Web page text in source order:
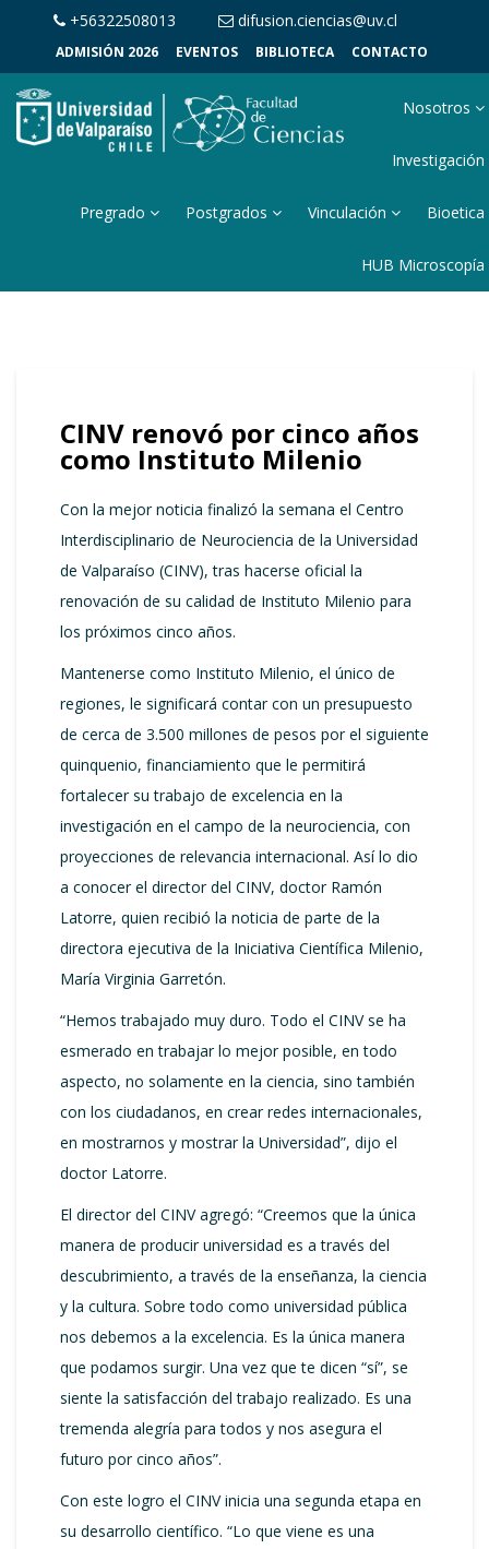
+56322508013 difusion.ciencias@uv.cl
ADMISIÓN 2026 EVENTOS BIBLIOTECA CONTACTO
Nosotros
Investigación
Pregrado Postgrados Vinculación Bioetica
HUB Microscopía
CINV renovó por cinco años
como Instituto Milenio
Con la mejor noticia finalizó la semana el Centro
Interdisciplinario de Neurociencia de la Universidad
de Valparaíso (CINV), tras hacerse oficial la
renovación de su calidad de Instituto Milenio para
los próximos cinco años.
Mantenerse como Instituto Milenio, el único de
regiones, le significará contar con un presupuesto
de cerca de 3.500 millones de pesos por el siguiente
quinquenio, financiamiento que le permitirá
fortalecer su trabajo de excelencia en la
investigación en el campo de la neurociencia, con
proyecciones de relevancia internacional. Así lo dio
a conocer el director del CINV, doctor Ramón
Latorre, quien recibió la noticia de parte de la
directora ejecutiva de la Iniciativa Científica Milenio,
María Virginia Garretón.
“Hemos trabajado muy duro. Todo el CINV se ha
esmerado en trabajar lo mejor posible, en todo
aspecto, no solamente en la ciencia, sino también
con los ciudadanos, en crear redes internacionales,
en mostrarnos y mostrar la Universidad”, dijo el
doctor Latorre.
El director del CINV agregó: “Creemos que la única
manera de producir universidad es a través del
descubrimiento, a través de la enseñanza, la ciencia
y la cultura. Sobre todo como universidad pública
nos debemos a la excelencia. Es la única manera
que podamos surgir. Una vez que te dicen “sí”, se
siente la satisfacción del trabajo realizado. Es una
tremenda alegría para todos y nos asegura el
futuro por cinco años”.
Con este logro el CINV inicia una segunda etapa en
su desarrollo científico. “Lo que viene es una